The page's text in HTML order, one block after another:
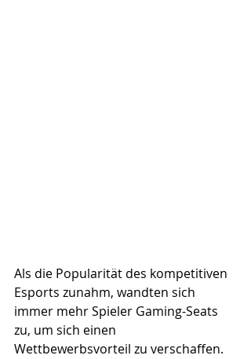
Als die Popularität des kompetitiven
Esports zunahm, wandten sich
immer mehr Spieler Gaming-Seats
zu, um sich einen
Wettbewerbsvorteil zu verschaffen.